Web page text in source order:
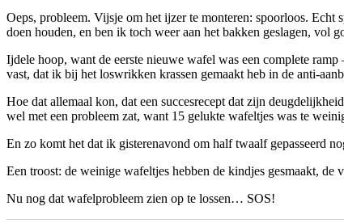
Oeps, probleem. Vijsje om het ijzer te monteren: spoorloos.
doen houden, en ben ik toch weer aan het bakken geslagen, vol
Ijdele hoop, want de eerste nieuwe wafel was een complete
vast, dat ik bij het loswrikken krassen gemaakt heb in de anti-
Hoe dat allemaal kon, dat een succesrecept dat zijn
wel met een probleem zat, want 15 gelukte wafeltjes was te
En zo komt het dat ik gisterenavond om half twaalf gepasseerd
Een troost: de weinige wafeltjes hebben de kindjes gesmaakt,
Nu nog dat wafelprobleem zien op te lossen… SOS!